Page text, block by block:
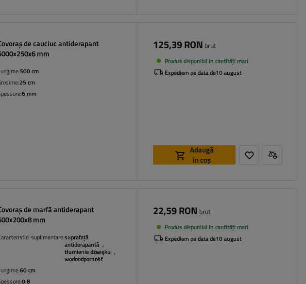
de cauciuc antiderapant
mm
500 cm
25 cm
6 mm
125,39 RON brut
Produs disponibil in cantități mari
Expediem pe data de10 august
Adaugă
în coș
de marfă antiderapant
mm
suplimentare:suprafață
antiderapantă ,
tłumienie dźwięku ,
wodoodporność
60 cm
0.8
22,59 RON brut
Produs disponibil in cantități mari
Expediem pe data de10 august